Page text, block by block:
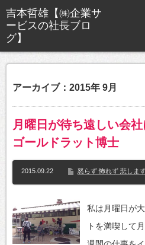
アーカイブ：2015年 9月
月曜日が待ち遠しい会
ゴールドラット博士
2015.09.22 怒らず 怖れず 悲しま
私は月曜日が
トを満喫して